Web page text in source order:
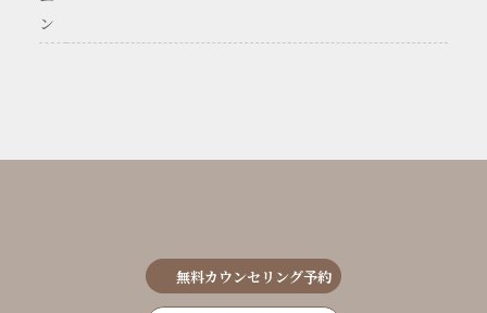
ン
無料カウンセリング予約